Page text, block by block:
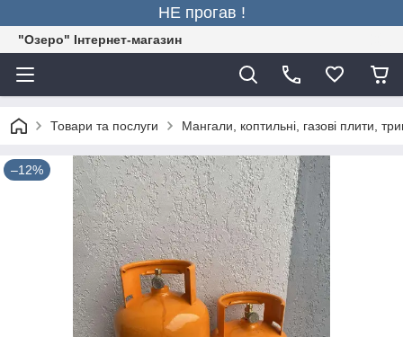
НЕ прогав !
"Озеро" Інтернет-магазин
Товари та послуги Мангали, коптильні, газові плити,
–12%